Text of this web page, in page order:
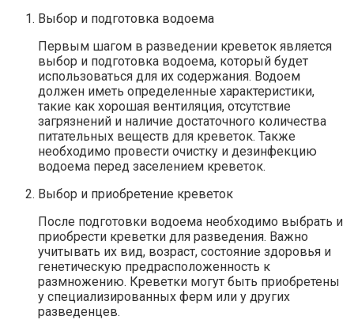
Выбор и подготовка водоема
Первым шагом в разведении креветок является
выбор и подготовка водоема, который будет
использоваться для их содержания. Водоем
должен иметь определенные характеристики,
такие как хорошая вентиляция, отсутствие
загрязнений и наличие достаточного количества
питательных веществ для креветок. Также
необходимо провести очистку и дезинфекцию
водоема перед заселением креветок.
Выбор и приобретение креветок
После подготовки водоема необходимо выбрать и
приобрести креветки для разведения. Важно
учитывать их вид, возраст, состояние здоровья и
генетическую предрасположенность к
размножению. Креветки могут быть приобретены
у специализированных ферм или у других
разведенцев.